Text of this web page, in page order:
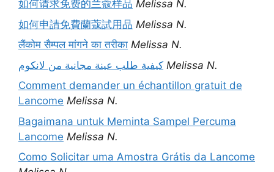
如何请求免费的兰蔻样品 Melissa N.
如何申請免費蘭蔻試用品 Melissa N.
लैंकोम सैम्पल मांगने का तरीका Melissa N.
كيفية طلب عينة مجانية من لانكوم Melissa N.
Comment demander un échantillon gratuit de
Lancome Melissa N.
Bagaimana untuk Meminta Sampel Percuma
Lancome Melissa N.
Como Solicitar uma Amostra Grátis da Lancome